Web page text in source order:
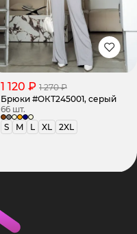
1 120 ₽ 1 270 ₽
Брюки #ОКТ245001, серый
66 шт.
S
M L XL 2XL